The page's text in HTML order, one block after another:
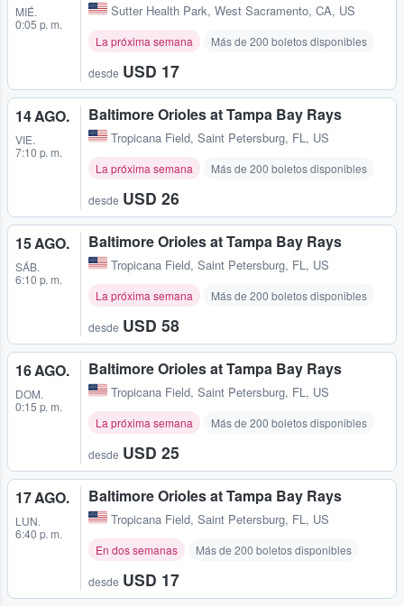
MIÉ.
0:05 p. m.
Sutter Health Park, West Sacramento, CA, US
La próxima semana Más de 200 boletos disponibles
desde USD 17
14 AGO.
VIE.
7:10 p. m.
Baltimore Orioles at Tampa Bay Rays
Tropicana Field, Saint Petersburg, FL, US
La próxima semana Más de 200 boletos disponibles
desde USD 26
15 AGO.
SÁB.
6:10 p. m.
Baltimore Orioles at Tampa Bay Rays
Tropicana Field, Saint Petersburg, FL, US
La próxima semana Más de 200 boletos disponibles
desde USD 58
16 AGO.
DOM.
0:15 p. m.
Baltimore Orioles at Tampa Bay Rays
Tropicana Field, Saint Petersburg, FL, US
La próxima semana Más de 200 boletos disponibles
desde USD 25
17 AGO.
LUN.
6:40 p. m.
Baltimore Orioles at Tampa Bay Rays
Tropicana Field, Saint Petersburg, FL, US
En dos semanas Más de 200 boletos disponibles
desde USD 17